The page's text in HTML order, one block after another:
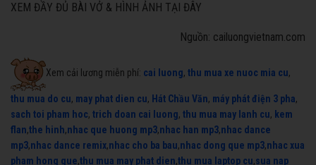
XEM ĐẦY ĐỦ BÀI VỞ & HÌNH ẢNH TẠI ĐÂY
Nguồn: cailuongvietnam.com
Xem cải lương miễn phí: cai luong, thu mua xe nuoc mia cu,
thu mua do cu, may phat dien cu, Hát Chầu Văn, máy phát điện 3 pha,
sach toi pham hoc, trich doan cai luong, thu mua may lanh cu, kem
flan,the hinh,nhac que huong mp3,nhac han mp3,nhac dance
mp3,nhac dance remix,nhac cho ba bau,nhac dong que mp3,nhac xua
pham hong que,thu mua may phat dien,thu mua laptop cu,sua nap